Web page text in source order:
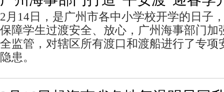
2月14日，是广州市各中小学校开学的日子
保障学生过渡安全、放心，广州海事部门加
全监管，对辖区所有渡口和渡船进行了专项
隐患。